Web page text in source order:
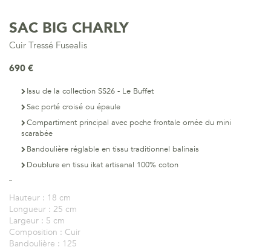
SAC BIG CHARLY
Cuir Tressé Fusealis
690 €
Issu de la collection SS26 - Le Buffet
Sac porté croisé ou épaule
Compartiment principal avec poche frontale ornée du mini
scarabée
Bandoulière réglable en tissu traditionnel balinais
Doublure en tissu ikat artisanal 100% coton
Hauteur : 18 cm
Longueur : 25 cm
Largeur : 5 cm
Composition : Cuir
Bandoulière : 125